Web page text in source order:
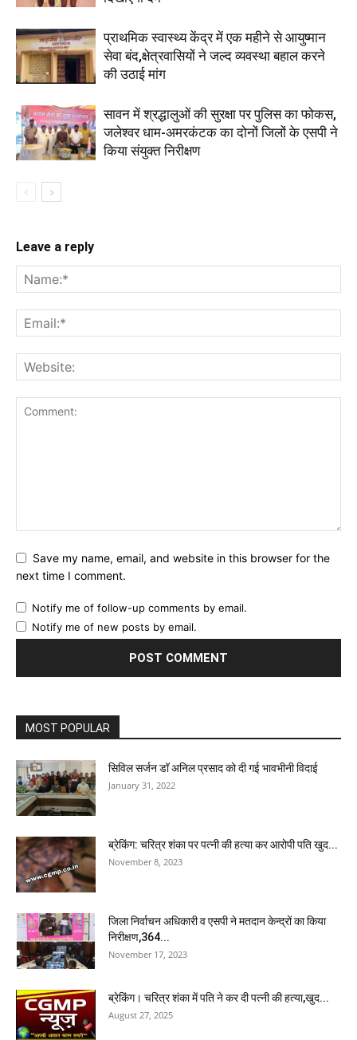
प्राथमिक स्वास्थ्य केंद्र में एक महीने से आयुष्मान
सेवा बंद,क्षेत्रवासियों ने जल्द व्यवस्था बहाल करने
की उठाई मांग
सावन में श्रद्धालुओं की सुरक्षा पर पुलिस का फोकस,
जलेश्वर धाम-अमरकंटक का दोनों जिलों के एसपी ने
किया संयुक्त निरीक्षण
Leave a reply
Save my name, email, and website in this browser for the
next time I comment.
Notify me of follow-up comments by email.
Notify me of new posts by email.
MOST POPULAR
सिविल सर्जन डॉ अनिल प्रसाद को दी गई भावभीनी विदाई
January 31, 2022
ब्रेकिंग: चरित्र शंका पर पत्नी की हत्या कर आरोपी पति खुद...
November 8, 2023
जिला निर्वाचन अधिकारी व एसपी ने मतदान केन्द्रों का किया
निरीक्षण,364...
November 17, 2023
ब्रेकिंग। चरित्र शंका में पति ने कर दी पत्नी की हत्या,खुद...
August 27, 2025